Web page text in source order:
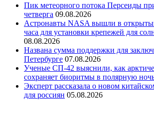
Пик метеорного потока Персеиды
четверга 09.08.2026
Астронавты NASA вышли в
часа для установки крепежей для
08.08.2026
Названа сумма поддержки для
Петербурге 07.08.2026
Ученые СП-42 выяснили, как
сохраняет биоритмы в полярную
Эксперт рассказала о новом
для россиян 05.08.2026